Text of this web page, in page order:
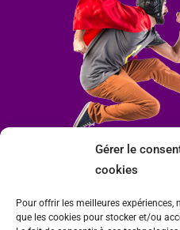
Gérer le
cookies
Pour offrir les meilleures
que les cookies pour stocker et/ou